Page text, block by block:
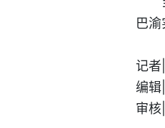
巴
记者
编辑
审核